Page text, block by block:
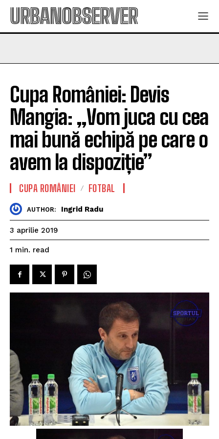
URBANOBSERVER
Cupa României: Devis
Mangia: „Vom juca cu cea
mai bună echipă pe care o
avem la dispoziție”
CUPA ROMÂNIEI FOTBAL
AUTHOR: Ingrid Radu
3 aprilie 2019
1 min. read